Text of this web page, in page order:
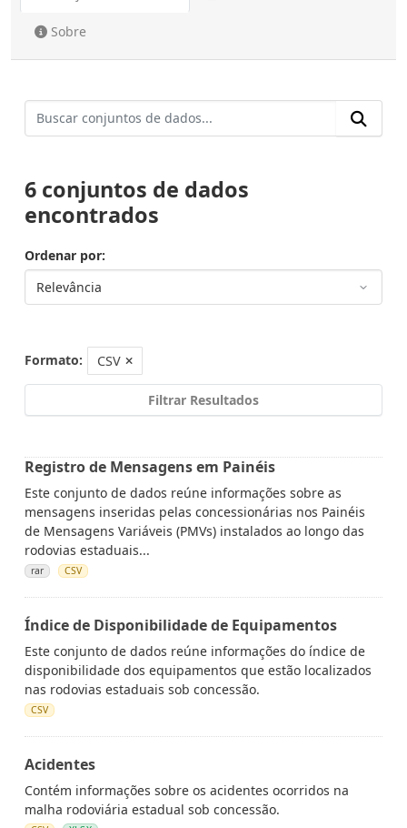
Sobre
6 conjuntos de dados
encontrados
Ordenar por
Formato: CSV
Filtrar Resultados
Registro de Mensagens em Painéis
Este conjunto de dados reúne informações sobre as
mensagens inseridas pelas concessionárias nos Painéis
de Mensagens Variáveis (PMVs) instalados ao longo das
rodovias estaduais...
rar CSV
Índice de Disponibilidade de Equipamentos
Este conjunto de dados reúne informações do índice de
disponibilidade dos equipamentos que estão localizados
nas rodovias estaduais sob concessão.
CSV
Acidentes
Contém informações sobre os acidentes ocorridos na
malha rodoviária estadual sob concessão.